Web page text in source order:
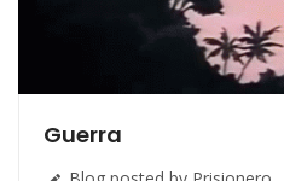
Guerra